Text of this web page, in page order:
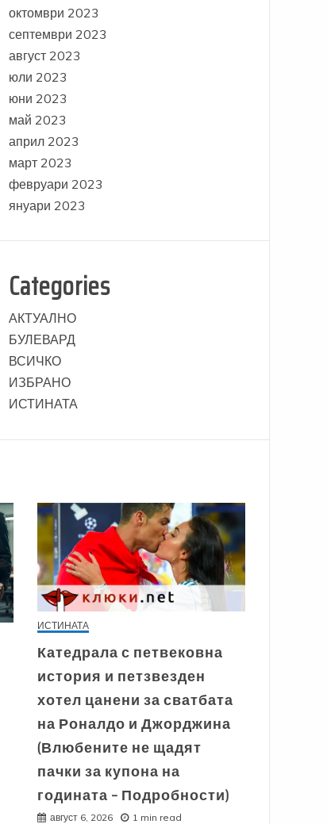
октомври 2023
септември 2023
август 2023
юли 2023
юни 2023
май 2023
април 2023
март 2023
февруари 2023
януари 2023
Categories
АКТУАЛНО
БУЛЕВАРД
ВСИЧКО
ИЗБРАНО
ИСТИНАТА
ИСТИНАТА
Катедрала с петвековна
история и петзвезден
хотел цанени за сватбата
на Роналдо и Джорджина
(Влюбените не щадят
пачки за купона на
годината – Подробности)
август 6, 2026 1 min read